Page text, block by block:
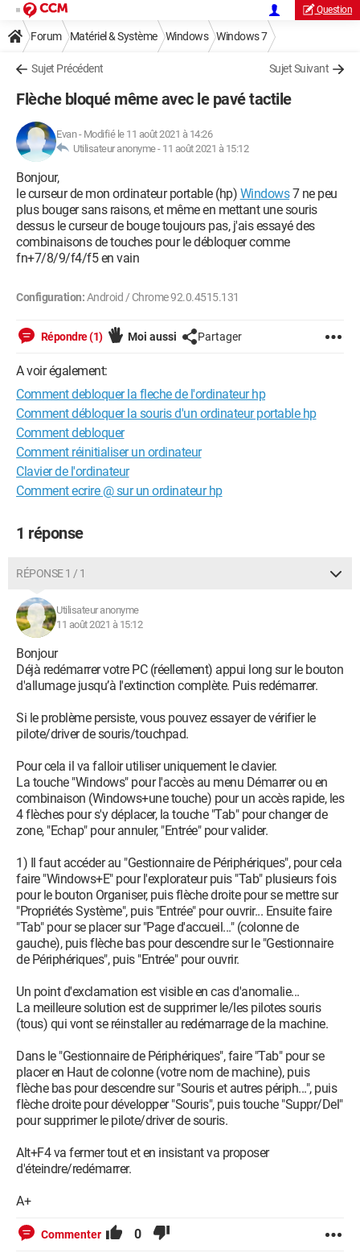
Question
Forum Matériel & Système Windows Windows 7
Sujet Précédent Sujet Suivant
Flèche bloqué même avec le pavé tactile
Evan- Modifié le 11 août 2021 à 14:26
Utilisateur anonyme - 11 août 2021 à 15:12
Bonjour,
le curseur de mon ordinateur portable (hp) Windows7 ne peu
plus bouger sans raisons, et même en mettant une souris
dessus le curseur de bouge toujours pas, j'ais essayé des
combinaisons de touches pour le débloquer comme
fn+7/8/9/f4/f5 en vain
Configuration:Android / Chrome 92.0.4515.131
Répondre (1) Moi aussi Partager
A voir également:
Comment debloquer la fleche de l'ordinateur hp
Comment débloquer la souris d'un ordinateur portable hp
Comment debloquer
Comment réinitialiser un ordinateur
Clavier de l'ordinateur
Comment ecrire @ sur un ordinateur hp
1 réponse
RÉPONSE 1 / 1
Utilisateur anonyme
11 août 2021 à 15:12
Bonjour
Déjà redémarrer votre PC (réellement) appui long sur le bouton
d'allumage jusqu’à l'extinction complète. Puis redémarrer.
Si le problème persiste, vous pouvez essayer de vérifier le
pilote/driver de souris/touchpad.
Pour cela il va falloir utiliser uniquement le clavier.
La touche "Windows" pour l'accès au menu Démarrer ou en
combinaison (Windows+une touche) pour un accès rapide, les
4 flèches pour s'y déplacer, la touche "Tab" pour changer de
zone, "Echap" pour annuler, "Entrée" pour valider.
1) Il faut accéder au "Gestionnaire de Périphériques", pour cela
faire "Windows+E" pour l'explorateur puis "Tab" plusieurs fois
pour le bouton Organiser, puis flèche droite pour se mettre sur
"Propriétés Système", puis "Entrée" pour ouvrir... Ensuite faire
"Tab" pour se placer sur "Page d'accueil..." (colonne de
gauche), puis flèche bas pour descendre sur le "Gestionnaire
de Périphériques", puis "Entrée" pour ouvrir.
Un point d'exclamation est visible en cas d'anomalie...
La meilleure solution est de supprimer le/les pilotes souris
(tous) qui vont se réinstaller au redémarrage de la machine.
Dans le "Gestionnaire de Périphériques", faire "Tab" pour se
placer en Haut de colonne (votre nom de machine), puis
flèche bas pour descendre sur "Souris et autres périph...", puis
flèche droite pour développer "Souris", puis touche "Suppr/Del"
pour supprimer le pilote/driver de souris.
Alt+F4 va fermer tout et en insistant va proposer
d'éteindre/redémarrer.
A+
Commenter 0